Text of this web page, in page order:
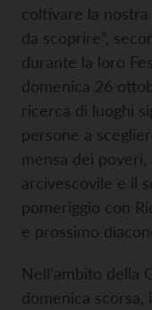
coltivare la nostra
da scoprire”,
durante la loro
domenica 26
ricerca di luoghi
persone a
mensa dei poveri,
arcivescovile e il
pomeriggio con
e prossimo
Nell'ambito della
domenica scorsa,